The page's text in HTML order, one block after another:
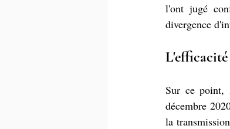
l'ont jugé
divergence
Sur ce point,
décembre
la